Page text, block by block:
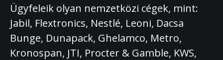
Ügyfeleik olyan nemzetközi cégek, mint:
Jabil, Flextronics, Nestlé, Leoni, Dacsa
Bunge, Dunapack, Ghelamco, Metro,
Kronospan, JTI, Procter & Gamble, KWS,